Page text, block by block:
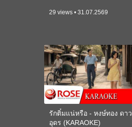
29 views • 31.07.2569
รักติ๋มแน่หรือ - หงษ์ทอง ดาว
อุดร (KARAOKE)